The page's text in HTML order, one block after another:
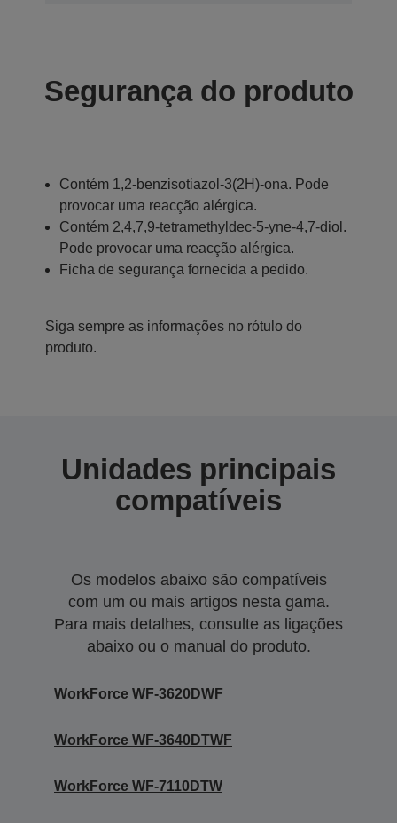
Segurança do produto
Contém 1,2-benzisotiazol-3(2H)-ona. Pode
provocar uma reacção alérgica.
Contém 2,4,7,9-tetramethyldec-5-yne-4,7-diol.
Pode provocar uma reacção alérgica.
Ficha de segurança fornecida a pedido.
Siga sempre as informações no rótulo do
produto.
Unidades principais
compatíveis
Os modelos abaixo são compatíveis
com um ou mais artigos nesta gama.
Para mais detalhes, consulte as ligações
abaixo ou o manual do produto.
WorkForce WF-3620DWF
WorkForce WF-3640DTWF
WorkForce WF-7110DTW